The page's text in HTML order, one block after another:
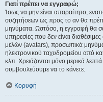
Γιατί πρέπει να εγγραφώ;
Ίσως να μην είναι απαραίτητο,
συζητήσεων ως προς το αν θα
μηνύματα. Ωστόσο, η εγγραφή θα
υπηρεσίες που δεν είναι
μελών (avatars), προσωπικά
ηλεκτρονικού ταχυδρομείου από
κλπ. Χρειάζονται μόνο μερικά
συμβουλεύουμε να το κάνετε.
Κορυφή